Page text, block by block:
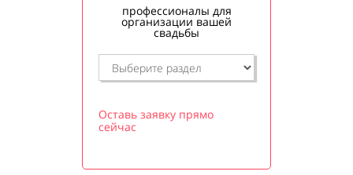
профессионалы для
организации вашей
свадьбы
Оставь заявку прямо
сейчас